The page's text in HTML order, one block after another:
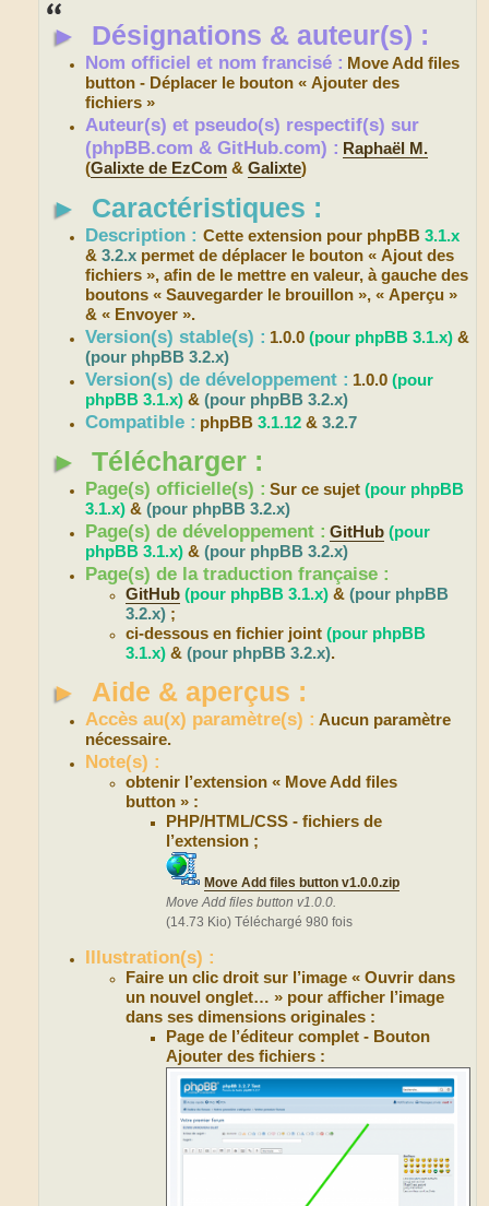
► Désignations & auteur(s) :
Nom officiel et nom francisé : Move Add files
button - Déplacer le bouton « Ajouter des
fichiers »
Auteur(s) et pseudo(s) respectif(s) sur
(phpBB.com & GitHub.com) : Raphaël M.
(Galixte de EzCom &Galixte)
► Caractéristiques :
Description :Cette extension pour phpBB3.1.x
&3.2.x permet de déplacer le bouton « Ajout des
fichiers », afin de le mettre en valeur, à gauche des
boutons « Sauvegarder le brouillon », « Aperçu »
& « Envoyer ».
Version(s) stable(s) : 1.0.0(pour phpBB 3.1.x) &
(pour phpBB 3.2.x)
Version(s) de développement : 1.0.0(pour
phpBB 3.1.x) &(pour phpBB 3.2.x)
Compatible : phpBB3.1.12 &3.2.7
► Télécharger :
Page(s) officielle(s) : Sur ce sujet(pour phpBB
3.1.x) &(pour phpBB 3.2.x)
Page(s) de développement : GitHub (pour
phpBB 3.1.x) &(pour phpBB 3.2.x)
Page(s) de la traduction française :
GitHub (pour phpBB 3.1.x) &(pour phpBB
3.2.x) ;
ci-dessous en fichier joint(pour phpBB
3.1.x) &(pour phpBB 3.2.x).
► Aide & aperçus :
Accès au(x) paramètre(s) : Aucun paramètre
nécessaire.
Note(s) :
obtenir l’extension « Move Add files
button » :
PHP/HTML/CSS - fichiers de
l’extension ;
Move Add files button v1.0.0.zip
Move Add files button v1.0.0.
(14.73 Kio) Téléchargé 980 fois
Illustration(s) :
Faire un clic droit sur l’image « Ouvrir dans
un nouvel onglet… » pour afficher l’image
dans ses dimensions originales :
Page de l’éditeur complet - Bouton
Ajouter des fichiers :